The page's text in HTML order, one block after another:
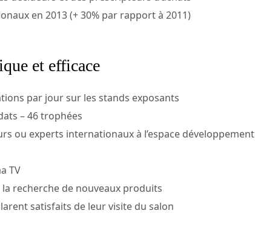
en 2013 (+ 30% par rapport à 2011)
et efficace
par jour sur les stands exposants
– 46 trophées
ou experts internationaux à l’espace développement
TV
recherche de nouveaux produits
satisfaits de leur visite du salon